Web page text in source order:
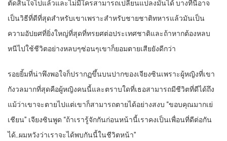
ตัดสินใจไปแล้วและไม่มีใครสามารถเปลี่ยนแปลงมันได้ บางทีนี่อาจ
เป็นวิธีที่ดีที่สุดสำหรับเขาเพราะสำหรับชายชาติทหารแล้วมันเป็น
ความอัปยศที่ยิ่งใหญ่ที่สุดที่ทรยศต่อประเทศชาติและถ้าหากต้องหลบ
หนีไปใช้ชีวิตอย่างหลบๆซ่อนๆเขาก็ยอมตายเสียยังดีกว่า
รอยยิ้มที่น่าพึงพอใจก็ปรากฏขึ้นบนปากของเจียงซินเพราะผู้หญิงที่เขา
กังวลมากที่สุดคือผู้หญิงคนนี้และตราบใดที่เธอสามารถมีชีวิตที่ดีได้ถึง
แม้ว่าเขาจะตายไปแต่เขาก็สามารถตายได้อย่างสงบ “ขอบคุณมากเย่
เชียน” เจียงซินพูด “ถ้าเรารู้จักกันก่อนหน้านี้เราคงเป็นเพื่อนที่ดีต่อกัน
ได้..ผมหวังว่าเราจะได้พบกันนี้ในชีวิตหน้า”